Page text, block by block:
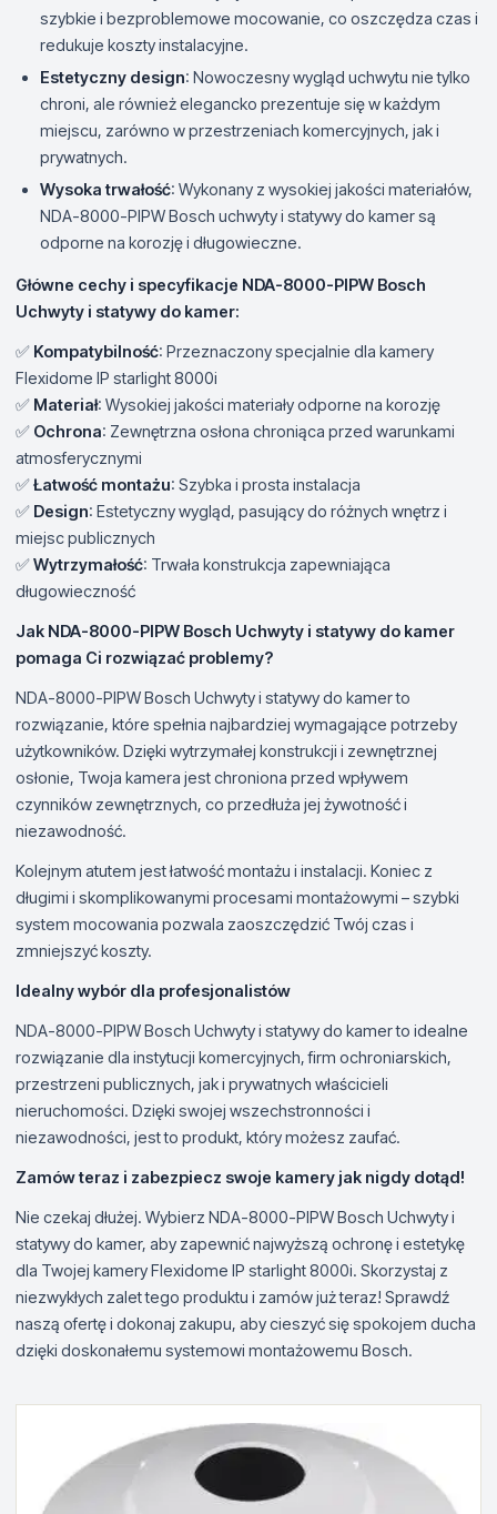
szybkie i bezproblemowe mocowanie, co oszczędza czas i
redukuje koszty instalacyjne.
Estetyczny design: Nowoczesny wygląd uchwytu nie tylko
chroni, ale również elegancko prezentuje się w każdym
miejscu, zarówno w przestrzeniach komercyjnych, jak i
prywatnych.
Wysoka trwałość: Wykonany z wysokiej jakości materiałów,
NDA-8000-PIPW Bosch uchwyty i statywy do kamer są
odporne na korozję i długowieczne.
Główne cechy i specyfikacje NDA-8000-PIPW Bosch
Uchwyty i statywy do kamer:
✅ Kompatybilność: Przeznaczony specjalnie dla kamery
Flexidome IP starlight 8000i
✅ Materiał: Wysokiej jakości materiały odporne na korozję
✅ Ochrona: Zewnętrzna osłona chroniąca przed warunkami
atmosferycznymi
✅Łatwość montażu: Szybka i prosta instalacja
✅ Design: Estetyczny wygląd, pasujący do różnych wnętrz i
miejsc publicznych
✅Wytrzymałość: Trwała konstrukcja zapewniająca
długowieczność
Jak NDA-8000-PIPW Bosch Uchwyty i statywy do kamer
pomaga Ci rozwiązać problemy?
NDA-8000-PIPW Bosch Uchwyty i statywy do kamer to
rozwiązanie, które spełnia najbardziej wymagające potrzeby
użytkowników. Dzięki wytrzymałej konstrukcji i zewnętrznej
osłonie, Twoja kamera jest chroniona przed wpływem
czynników zewnętrznych, co przedłuża jej żywotność i
niezawodność.
Kolejnym atutem jest łatwość montażu i instalacji. Koniec z
długimi i skomplikowanymi procesami montażowymi – szybki
system mocowania pozwala zaoszczędzić Twój czas i
zmniejszyć koszty.
Idealny wybór dla profesjonalistów
NDA-8000-PIPW Bosch Uchwyty i statywy do kamer to idealne
rozwiązanie dla instytucji komercyjnych, firm ochroniarskich,
przestrzeni publicznych, jak i prywatnych właścicieli
nieruchomości. Dzięki swojej wszechstronności i
niezawodności, jest to produkt, który możesz zaufać.
Zamów teraz i zabezpiecz swoje kamery jak nigdy dotąd!
Nie czekaj dłużej. Wybierz NDA-8000-PIPW Bosch Uchwyty i
statywy do kamer, aby zapewnić najwyższą ochronę i estetykę
dla Twojej kamery Flexidome IP starlight 8000i. Skorzystaj z
niezwykłych zalet tego produktu i zamów już teraz! Sprawdź
naszą ofertę i dokonaj zakupu, aby cieszyć się spokojem ducha
dzięki doskonałemu systemowi montażowemu Bosch.